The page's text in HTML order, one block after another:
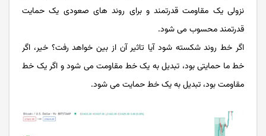
نزولی یک مقاومت قدرتمند و برای روند ‌‌‌‌‌‌‌‌‌‌‌‌های صعودی یک حمایت
قدرتمند محسوب می شود.
اگر خط روند شکسته شود آیا تاثیر آن از بین خواهد رفت؟ خیر، اگر
خط ما حمایتی بود، تبدیل به یک خط مقاومت می ‌‌‌‌‌‌‌‌‌‌‌‌شود و اگر یک خط
مقاومت بود، تبدیل به یک خط حمایت می ‌‌‌‌‌‌‌‌‌‌‌‌شود.